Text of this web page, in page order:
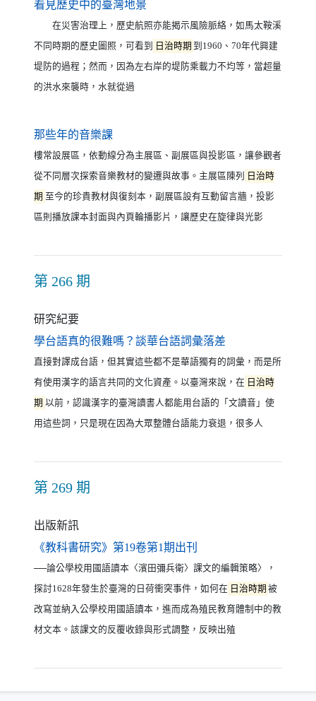
看見歷史中的臺灣地景
在災害治理上，歷史航照亦能揭示風險脈絡，如馬太鞍溪
不同時期的歷史圖照，可看到 日治時期 到1960、70年代興建
堤防的過程；然而，因為左右岸的堤防乘載力不均等，當超量
的洪水來襲時，水就從過
那些年的音樂課（另開新視窗）
樓常設展區，依動線分為主展區、副展區與投影區，讓參觀者
從不同層次探索音樂教材的變遷與故事。主展區陳列 日治時
期 至今的珍貴教材與復刻本，副展區設有互動留言牆，投影
區則播放課本封面與內頁輪播影片，讓歷史在旋律與光影
第 266 期
研究紀要
學台語真的很難嗎？談華台語詞彙落差（另開新視窗）
直接對譯成台語，但其實這些都不是華語獨有的詞彙，而是所
有使用漢字的語言共同的文化資產。以臺灣來說，在 日治時
期 以前，認識漢字的臺灣讀書人都能用台語的「文讀音」使
用這些詞，只是現在因為大眾整體台語能力衰退，很多人
第 269 期
出版新訊
《教科書研究》第19卷第1期出刊
──論公學校用國語讀本〈濱田彌兵衛〉課文的編輯策略〉，
探討1628年發生於臺灣的日荷衝突事件，如何在 日治時期 被
改寫並納入公學校用國語讀本，進而成為殖民教育體制中的教
材文本。該課文的反覆收錄與形式調整，反映出殖